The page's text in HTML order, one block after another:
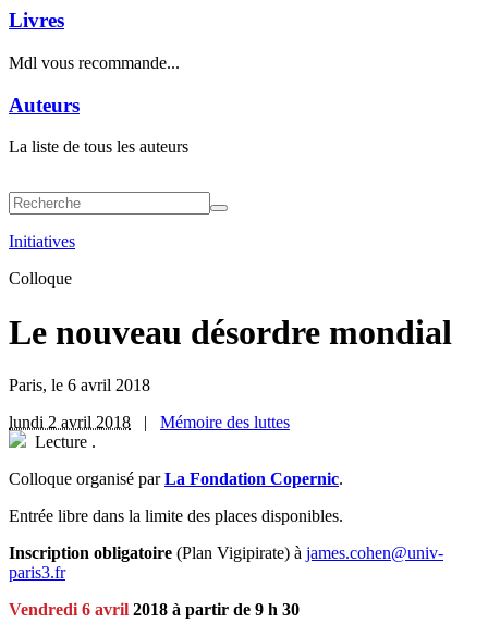
Livres
Mdl vous recommande...
Auteurs
La liste de tous les auteurs
Initiatives
Colloque
Le nouveau désordre mondial
Paris, le 6 avril 2018
lundi 2 avril 2018 | Mémoire des luttes
Lecture .
Colloque organisé parLa Fondation Copernic.
Entrée libre dans la limite des places disponibles.
Inscription obligatoire (Plan Vigipirate) à james.cohen@univ-
paris3.fr
Vendredi 6 avril 2018 à partir de 9 h 30